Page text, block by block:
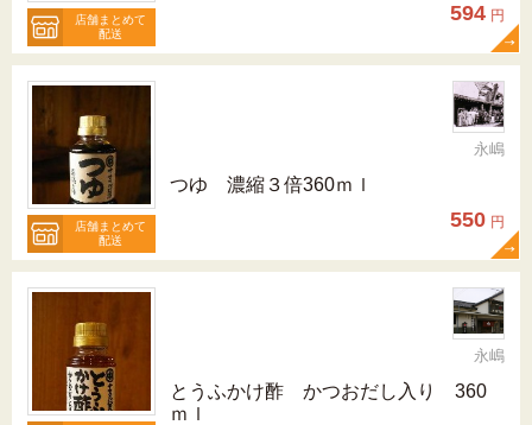
店舗まとめて
配送
594 円
店舗まとめて
配送
永嶋
つゆ 濃縮３倍360ｍｌ
550 円
永嶋
とうふかけ酢 かつおだし入り 360
ｍｌ